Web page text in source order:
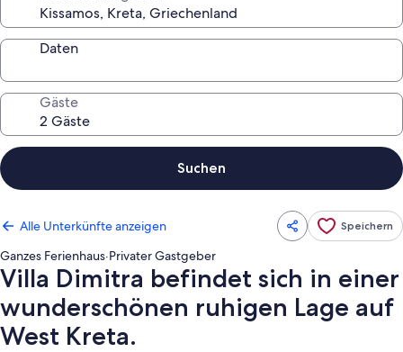
Daten
Gäste
Suchen
Alle Unterkünfte anzeigen Speichern
Ganzes Ferienhaus·Privater Gastgeber
Villa Dimitra befindet sich in einer
wunderschönen ruhigen Lage auf
West Kreta.